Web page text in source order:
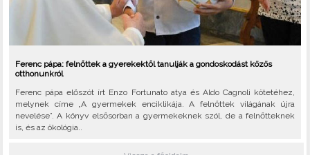
Ferenc pápa: felnőttek a gyerekektől tanulják a gondoskodást közös
otthonunkról
Ferenc pápa előszót írt Enzo Fortunato atya és Aldo Cagnoli kötetéhez,
melynek címe „A gyermekek enciklikája. A felnőttek világának újra
nevelése”. A könyv elsősorban a gyermekeknek szól, de a felnőtteknek
is, és az ökológia..